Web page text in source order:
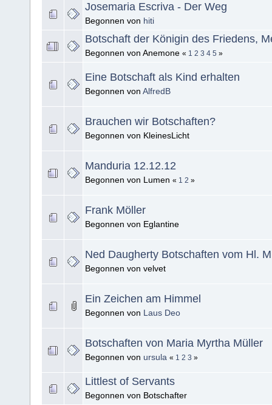
Josemaria Escriva - Der Weg
Begonnen von hiti
Botschaft der Königin des Friedens,
Begonnen von Anemone « 1 2 3 4 5 »
Eine Botschaft als Kind erhalten
Begonnen von AlfredB
Brauchen wir Botschaften?
Begonnen von KleinesLicht
Manduria 12.12.12
Begonnen von Lumen « 1 2 »
Frank Möller
Begonnen von Eglantine
Ned Daugherty Botschaften vom Hl.
Begonnen von velvet
Ein Zeichen am Himmel
Begonnen von Laus Deo
Botschaften von Maria Myrtha Müller
Begonnen von ursula « 1 2 3 »
Littlest of Servants
Begonnen von Botschafter